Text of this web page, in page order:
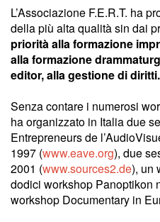
L’Associazione F.E.R.T. ha
della più alta qualità sin dai
priorità alla formazione
alla formazione
editor, alla gestione di diritti.
Senza contare i numerosi
ha organizzato in Italia due
Entrepreneurs de
1997 (www.eave.org), due
2001 (www.sources2.de), un
dodici workshop Panoptikon
workshop Documentary in